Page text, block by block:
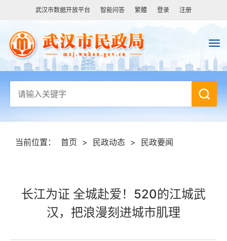
武汉市数据开放平台 智能问答 繁體 登录 注册
当前位置： 首页 > 民政动态 > 民政要闻
长江为证 全城赴爱！520的江城武
汉，把浪漫刻进城市肌理